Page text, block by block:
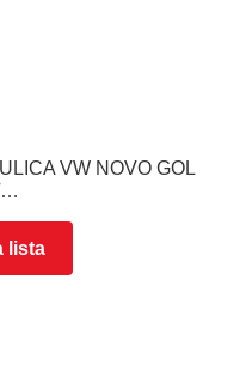
VW NOVO GOL
…
lista